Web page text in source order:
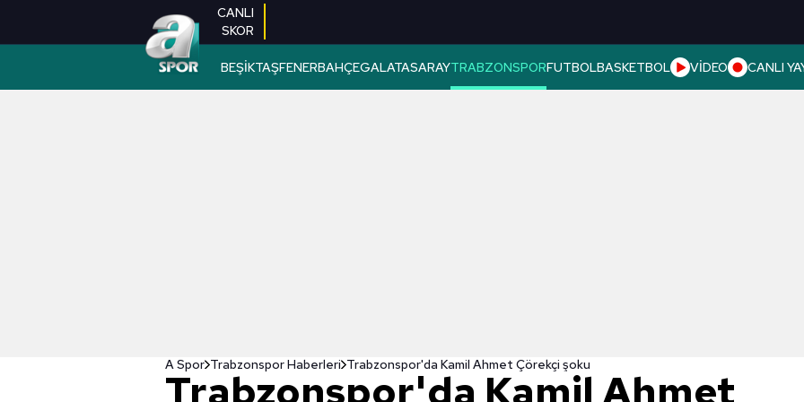
CANLI
SKOR
BEŞİKTAŞFENERBAHÇEGALATASARAYTRABZONSPORFUTBOLBASKETBOL VİDEO CANLI
A Spor Trabzonspor Haberleri Trabzonspor'da Kamil Ahmet Çörekçi şoku
Trabzonspor'da Kamil Ahmet